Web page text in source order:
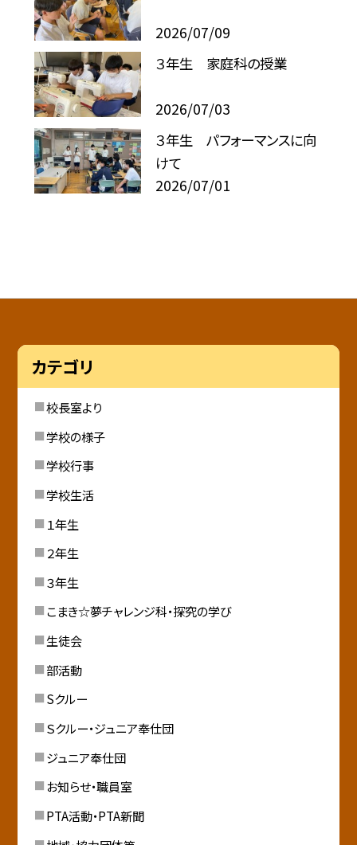
2026/07/09
３年生 家庭科の授業
2026/07/03
３年生 パフォーマンスに向
けて
2026/07/01
カテゴリ
校長室より
学校の様子
学校行事
学校生活
１年生
２年生
３年生
こまき☆夢チャレンジ科・探究の学び
生徒会
部活動
Sクルー
Ｓクルー・ジュニア奉仕団
ジュニア奉仕団
お知らせ・職員室
PTA活動・PTA新聞